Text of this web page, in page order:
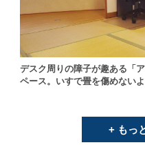
デスク周りの障子が趣ある「
ペース。いすで畳を傷めない
+ もっ